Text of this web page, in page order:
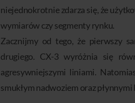
niejednokrotnie zdarza się, że
wymiarów czy segmenty rynku.
Zacznijmy od tego, że pierwszy
drugiego. CX-3 wyróżnia się
agresywniejszymi liniami.
smukłym nadwoziem oraz płynnymi